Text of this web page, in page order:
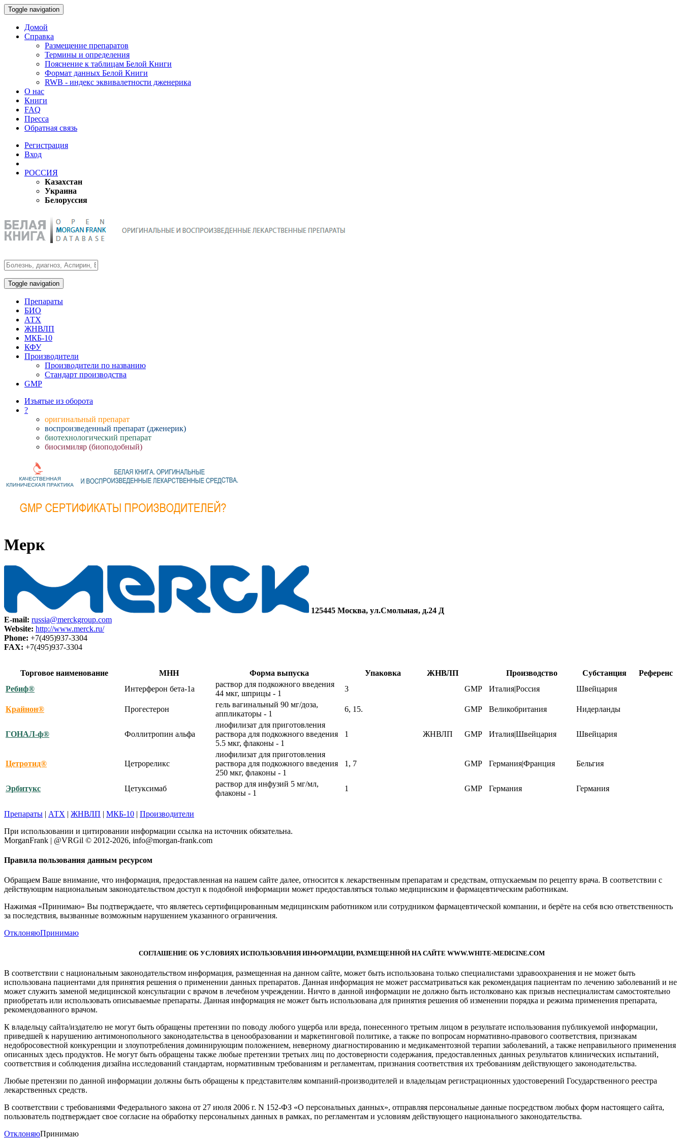
Toggle navigation
Домой
Справка
Размещение препаратов
Термины и определения
Пояснение к таблицам Белой Книги
Формат данных Белой Книги
RWB - индекс эквивалетности дженерика
О нас
Книги
FAQ
Пресса
Обратная связь
Регистрация
Вход
РОССИЯ
Казахстан
Украина
Белоруссия
Toggle navigation
Препараты
БИО
АТХ
ЖНВЛП
МКБ-10
КФУ
Производители
Производители по названию
Стандарт производства
GMP
Изъятые из оборота
?
оригинальный препарат
воспроизведенный препарат (дженерик)
биотехнологический препарат
биосимиляр (биоподобный)
Мерк
125445 Москва, ул.Смольная, д.24 Д
E-mail: russia@merckgroup.com
Website: http://www.merck.ru/
Phone: +7(495)937-3304
FAX: +7(495)937-3304
Торговое наименование МНН Форма выпуска Упаковка ЖНВЛП Производство Субстанция
Референс
Ребиф®
Интерферон бета-1a
раствор для подкожного введения
44 мкг, шприцы - 1
3 GMP Италия|Россия Швейцария
Крайнон® Прогестерон
гель вагинальный 90 мг/доза,
аппликаторы - 1
6, 15. GMP Великобритания Нидерланды
ГОНАЛ-ф® Фоллитропин альфа
лиофилизат для приготовления
раствора для подкожного введения
5.5 мкг, флаконы - 1
1 ЖНВЛП GMP Италия|Швейцария Швейцария
Цетротид® Цетрореликс
лиофилизат для приготовления
раствора для подкожного введения
250 мкг, флаконы - 1
1, 7 GMP Германия|Франция Бельгия
Эрбитукс Цетуксимаб
раствор для инфузий 5 мг/мл,
флаконы - 1
1 GMP Германия Германия
Препараты | АТХ | ЖНВЛП | МКБ-10 | Производители
При использовании и цитировании информации ссылка на источник обязательна.
MorganFrank | @VRGil © 2012-2026, info@morgan-frank.com
Правила пользования данным ресурсом
Обращаем Ваше внимание, что информация, предоставленная на нашем сайте далее, относится к лекарственным препаратам и средствам, отпускаемым по рецепту врача. В соответствии с
действующим национальным законодательством доступ к подобной информации может предоставляться только медицинским и фармацевтическим работникам.
Нажимая «Принимаю» Вы подтверждаете, что являетесь сертифицированным медицинским работником или сотрудником фармацевтической компании, и берёте на себя всю ответственность
за последствия, вызванные возможным нарушением указанного ограничения.
ОтклоняюПринимаю
СОГЛАШЕНИЕ ОБ УСЛОВИЯХ ИСПОЛЬЗОВАНИЯ ИНФОРМАЦИИ, РАЗМЕЩЕННОЙ НА САЙТЕ WWW.WHITE-MEDICINE.COM
В соответствии с национальным законодательством информация, размещенная на данном сайте, может быть использована только специалистами здравоохранения и не может быть
использована пациентами для принятия решения о применении данных препаратов. Данная информация не может рассматриваться как рекомендация пациентам по лечению заболеваний и не
может служить заменой медицинской консультации с врачом в лечебном учреждении. Ничто в данной информации не должно быть истолковано как призыв неспециалистам самостоятельно
приобретать или использовать описываемые препараты. Данная информация не может быть использована для принятия решения об изменении порядка и режима применения препарата,
рекомендованного врачом.
К владельцу сайта/издателю не могут быть обращены претензии по поводу любого ущерба или вреда, понесенного третьим лицом в результате использования публикуемой информации,
приведшей к нарушению антимонопольного законодательства в ценообразовании и маркетинговой политике, а также по вопросам нормативно-правового соответствия, признакам
недобросовестной конкуренции и злоупотребления доминирующим положением, неверному диагностированию и медикаментозной терапии заболеваний, а также неправильного применения
описанных здесь продуктов. Не могут быть обращены также любые претензии третьих лиц по достоверности содержания, предоставленных данных результатов клинических испытаний,
соответствия и соблюдения дизайна исследований стандартам, нормативным требованиям и регламентам, признания соответствия их требованиям действующего законодательства.
Любые претензии по данной информации должны быть обращены к представителям компаний-производителей и владельцам регистрационных удостоверений Государственного реестра
лекарственных средств.
В соответствии с требованиями Федерального закона от 27 июля 2006 г. N 152-ФЗ «О персональных данных», отправляя персональные данные посредством любых форм настоящего сайта,
пользователь подтверждает свое согласие на обработку персональных данных в рамках, по регламентам и условиям действующего национального законодательства.
ОтклоняюПринимаю